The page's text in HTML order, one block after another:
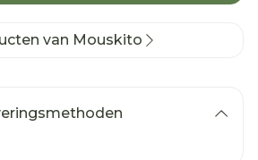
van Mouskito